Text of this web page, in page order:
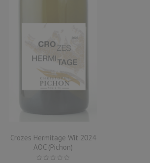
Crozes Hermitage Wit 2024
AOC (Pichon)